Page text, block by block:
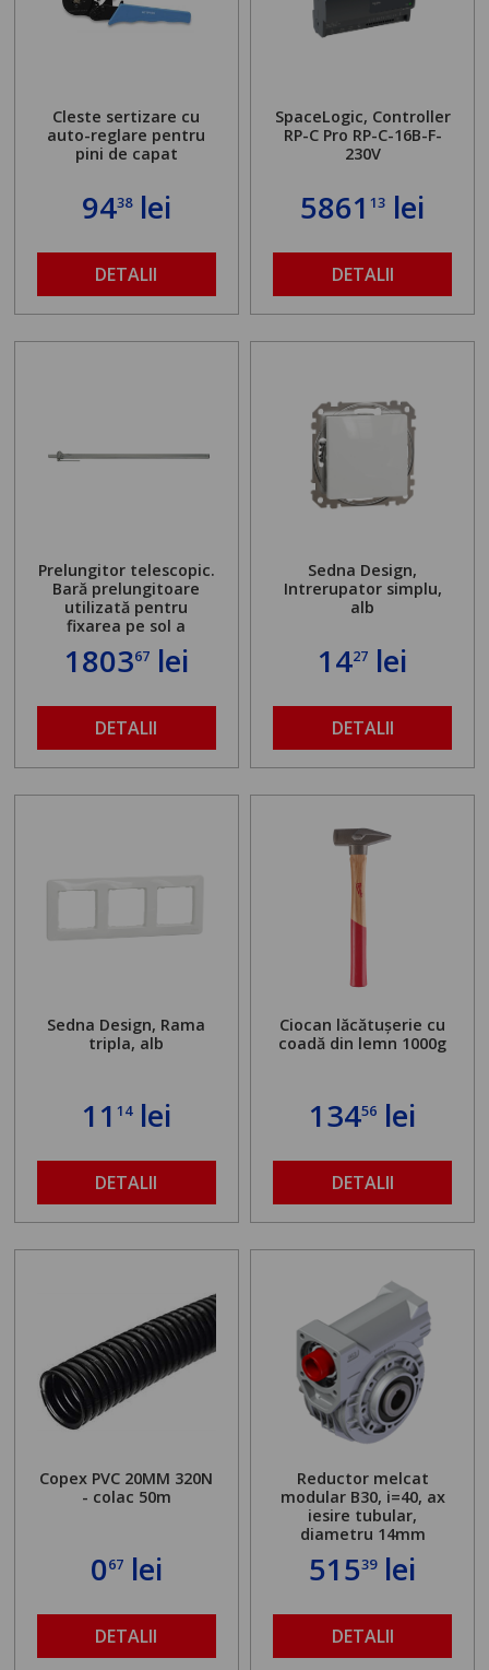
Cleste sertizare cu
auto-reglare pentru
pini de capat
9438lei
DETALII
SpaceLogic, Controller
RP-C Pro RP-C-16B-F-
230V
586113 lei
DETALII
Prelungitor telescopic.
Bară prelungitoare
utilizată pentru
fixarea pe sol a
standului mașinii de
găurit în locul
maximă admisă de 500
kg și înălțime reglabilă
de la 1,8 la 2,9 m
180367lei
DETALII
Sedna Design,
Intrerupator simplu,
alb
1427 lei
DETALII
Sedna Design, Rama
tripla, alb
11 14lei
DETALII
Ciocan lăcătușerie cu
coadă din lemn 1000g
13456 lei
DETALII
Copex PVC 20MM 320N
- colac 50m
067lei
DETALII
Reductor melcat
modular B30, i=40, ax
iesire tubular,
diametru 14mm
51539lei
DETALII